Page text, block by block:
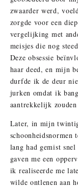
zwaarder werd,
zorgde voor een
vergelijking met
meisjes die nog
Deze obsessie
haar deed, en mijn
durfde ik de deur
jurken omdat ik
aantrekkelijk zouden
Later, in mijn
schoonheidsnormen
lang had gemist
gaven me een
ik realiseerde me
wilde ontlenen aan